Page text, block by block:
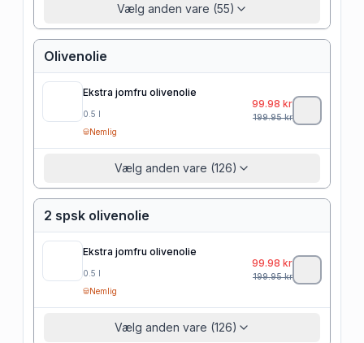
Vælg anden vare (55)
Olivenolie
Ekstra jomfru olivenolie
0.5 l
Nemlig
99.98 kr
199.95kr
Vælg anden vare (126)
2 spsk olivenolie
Ekstra jomfru olivenolie
0.5 l
Nemlig
99.98 kr
199.95kr
Vælg anden vare (126)